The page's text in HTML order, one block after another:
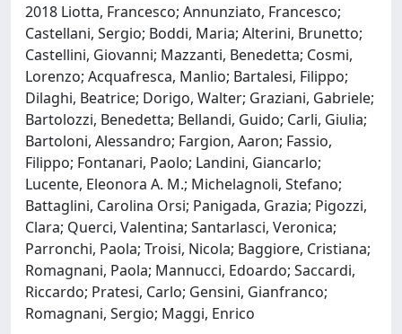
2018 Liotta, Francesco; Annunziato, Francesco;
Castellani, Sergio; Boddi, Maria; Alterini, Brunetto;
Castellini, Giovanni; Mazzanti, Benedetta; Cosmi,
Lorenzo; Acquafresca, Manlio; Bartalesi, Filippo;
Dilaghi, Beatrice; Dorigo, Walter; Graziani, Gabriele;
Bartolozzi, Benedetta; Bellandi, Guido; Carli, Giulia;
Bartoloni, Alessandro; Fargion, Aaron; Fassio,
Filippo; Fontanari, Paolo; Landini, Giancarlo;
Lucente, Eleonora A. M.; Michelagnoli, Stefano;
Battaglini, Carolina Orsi; Panigada, Grazia; Pigozzi,
Clara; Querci, Valentina; Santarlasci, Veronica;
Parronchi, Paola; Troisi, Nicola; Baggiore, Cristiana;
Romagnani, Paola; Mannucci, Edoardo; Saccardi,
Riccardo; Pratesi, Carlo; Gensini, Gianfranco;
Romagnani, Sergio; Maggi, Enrico